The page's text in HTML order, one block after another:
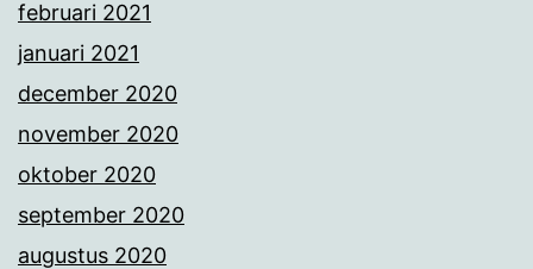
februari 2021
januari 2021
december 2020
november 2020
oktober 2020
september 2020
augustus 2020